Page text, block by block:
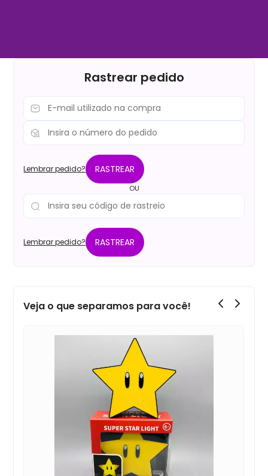
Rastrear pedido
Lembrar pedido? RASTREAR
OU
Lembrar pedido? RASTREAR
Veja o que separamos para você!